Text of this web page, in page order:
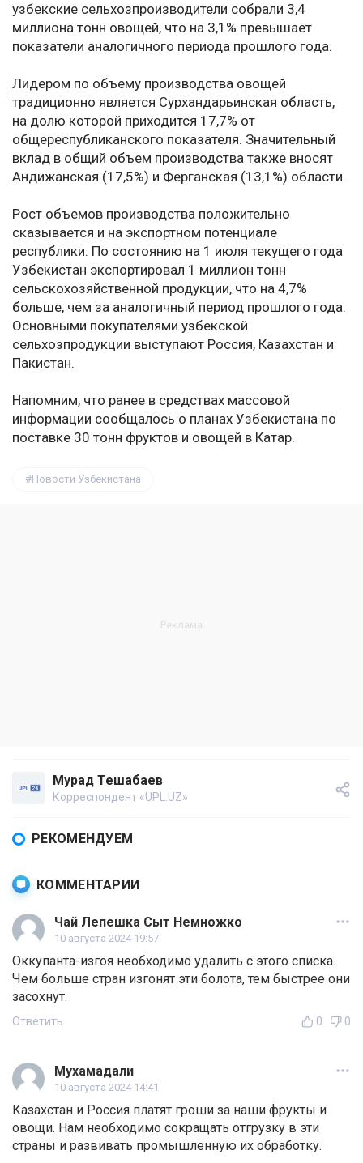
узбекские сельхозпроизводители собрали 3,4
миллиона тонн овощей, что на 3,1% превышает
показатели аналогичного периода прошлого года.
Лидером по объему производства овощей
традиционно является Сурхандарьинская область,
на долю которой приходится 17,7% от
общереспубликанского показателя. Значительный
вклад в общий объем производства также вносят
Андижанская (17,5%) и Ферганская (13,1%) области.
Рост объемов производства положительно
сказывается и на экспортном потенциале
республики. По состоянию на 1 июля текущего года
Узбекистан экспортировал 1 миллион тонн
сельскохозяйственной продукции, что на 4,7%
больше, чем за аналогичный период прошлого года.
Основными покупателями узбекской
сельхозпродукции выступают Россия, Казахстан и
Пакистан.
Напомним, что ранее в средствах массовой
информации сообщалось о планах Узбекистана по
поставке 30 тонн фруктов и овощей в Катар.
Новости Узбекистана
Мурад Тешабаев
Корреспондент «UPL.UZ»
РЕКОМЕНДУЕМ
КОММЕНТАРИИ
Чай Лепешка Сыт Немножко
10 августа 2024 19:57
Оккупанта-изгоя необходимо удалить с этого списка.
Чем больше стран изгонят эти болота, тем быстрее они
засохнут.
Ответить 0 0
Мухамадали
10 августа 2024 14:41
Казахстан и Россия платят гроши за наши фрукты и
овощи. Нам необходимо сокращать отгрузку в эти
страны и развивать промышленную их обработку.